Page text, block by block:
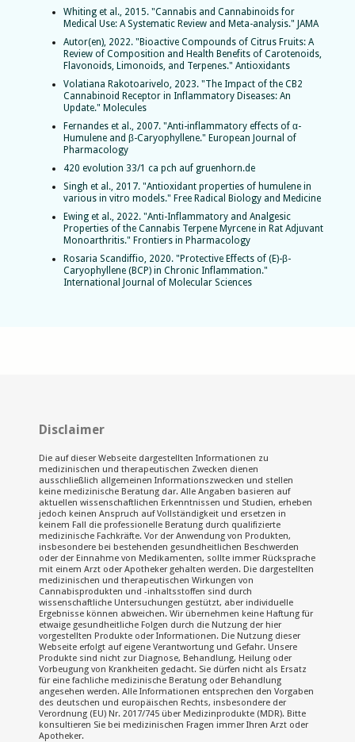
Whiting et al., 2015. "Cannabis and Cannabinoids for
Medical Use: A Systematic Review and Meta-analysis." JAMA
Autor(en), 2022. "Bioactive Compounds of Citrus Fruits: A
Review of Composition and Health Benefits of Carotenoids,
Flavonoids, Limonoids, and Terpenes." Antioxidants
Volatiana Rakotoarivelo, 2023. "The Impact of the CB2
Cannabinoid Receptor in Inflammatory Diseases: An
Update." Molecules
Fernandes et al., 2007. "Anti-inflammatory effects of α-
Humulene and β-Caryophyllene." European Journal of
Pharmacology
420 evolution 33/1 ca pch auf gruenhorn.de
Singh et al., 2017. "Antioxidant properties of humulene in
various in vitro models." Free Radical Biology and Medicine
Ewing et al., 2022. "Anti-Inflammatory and Analgesic
Properties of the Cannabis Terpene Myrcene in Rat Adjuvant
Monoarthritis." Frontiers in Pharmacology
Rosaria Scandiffio, 2020. "Protective Effects of (E)-β-
Caryophyllene (BCP) in Chronic Inflammation."
International Journal of Molecular Sciences
Disclaimer
Die auf dieser Webseite dargestellten Informationen zu
medizinischen und therapeutischen Zwecken dienen
ausschließlich allgemeinen Informationszwecken und stellen
keine medizinische Beratung dar. Alle Angaben basieren auf
aktuellen wissenschaftlichen Erkenntnissen und Studien, erheben
jedoch keinen Anspruch auf Vollständigkeit und ersetzen in
keinem Fall die professionelle Beratung durch qualifizierte
medizinische Fachkräfte. Vor der Anwendung von Produkten,
insbesondere bei bestehenden gesundheitlichen Beschwerden
oder der Einnahme von Medikamenten, sollte immer Rücksprache
mit einem Arzt oder Apotheker gehalten werden. Die dargestellten
medizinischen und therapeutischen Wirkungen von
Cannabisprodukten und -inhaltsstoffen sind durch
wissenschaftliche Untersuchungen gestützt, aber individuelle
Ergebnisse können abweichen. Wir übernehmen keine Haftung für
etwaige gesundheitliche Folgen durch die Nutzung der hier
vorgestellten Produkte oder Informationen. Die Nutzung dieser
Webseite erfolgt auf eigene Verantwortung und Gefahr. Unsere
Produkte sind nicht zur Diagnose, Behandlung, Heilung oder
Vorbeugung von Krankheiten gedacht. Sie dürfen nicht als Ersatz
für eine fachliche medizinische Beratung oder Behandlung
angesehen werden. Alle Informationen entsprechen den Vorgaben
des deutschen und europäischen Rechts, insbesondere der
Verordnung (EU) Nr. 2017/745 über Medizinprodukte (MDR). Bitte
konsultieren Sie bei medizinischen Fragen immer Ihren Arzt oder
Apotheker.